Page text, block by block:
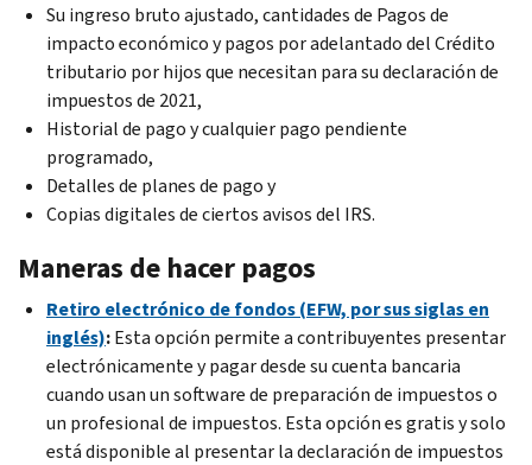
Su ingreso bruto ajustado, cantidades de Pagos de
impacto económico y pagos por adelantado del Crédito
tributario por hijos que necesitan para su declaración de
impuestos de 2021,
Historial de pago y cualquier pago pendiente
programado,
Detalles de planes de pago y
Copias digitales de ciertos avisos del IRS.
Maneras de hacer pagos
Retiro electrónico de fondos (EFW, por sus siglas en
inglés):Esta opción permite a contribuyentes presentar
electrónicamente y pagar desde su cuenta bancaria
cuando usan un software de preparación de impuestos o
un profesional de impuestos. Esta opción es gratis y solo
está disponible al presentar la declaración de impuestos